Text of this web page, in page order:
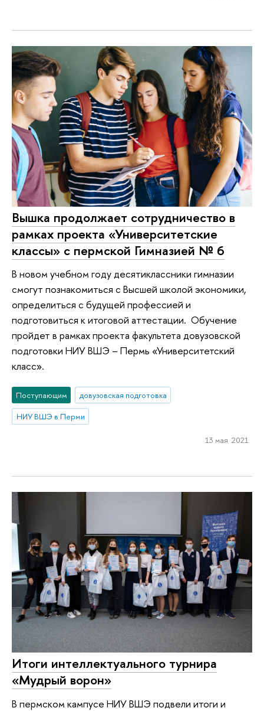
Вышка продолжает сотрудничество в
рамках проекта «Университетские
классы» с пермской Гимназией № 6
В новом учебном году десятиклассники гимназии
смогут познакомиться с Высшей школой экономики,
определиться с будущей профессией и
подготовиться к итоговой аттестации. Обучение
пройдет в рамках проекта факультета довузовской
подготовки НИУ ВШЭ – Пермь «Университетский
класс».
Поступающим
довузовская подготовка
НИУ ВШЭ в Перми
13 мая 2021
Итоги интеллектуального турнира
«Мудрый ворон»
В пермском кампусе НИУ ВШЭ подвели итоги и